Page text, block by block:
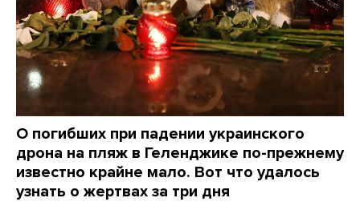
О погибших при падении украинского
дрона на пляж в Геленджике по-прежнему
известно крайне мало. Вот что удалось
узнать о жертвах за три дня